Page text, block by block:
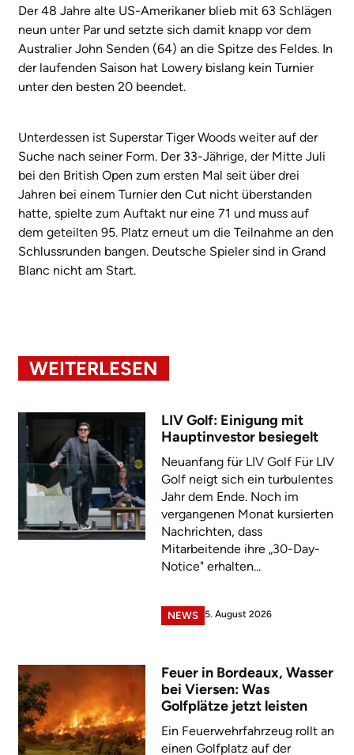
Der 48 Jahre alte US-Amerikaner blieb mit 63 Schlägen
neun unter Par und setzte sich damit knapp vor dem
Australier John Senden (64) an die Spitze des Feldes. In
der laufenden Saison hat Lowery bislang kein Turnier
unter den besten 20 beendet.
Unterdessen ist Superstar Tiger Woods weiter auf der
Suche nach seiner Form. Der 33-Jährige, der Mitte Juli
bei den British Open zum ersten Mal seit über drei
Jahren bei einem Turnier den Cut nicht überstanden
hatte, spielte zum Auftakt nur eine 71 und muss auf
dem geteilten 95. Platz erneut um die Teilnahme an den
Schlussrunden bangen. Deutsche Spieler sind in Grand
Blanc nicht am Start.
WEITERLESEN
LIV Golf: Einigung mit
Hauptinvestor besiegelt
Neuanfang für LIV Golf Für LIV
Golf neigt sich ein turbulentes
Jahr dem Ende. Noch im
vergangenen Monat kursierten
Nachrichten, dass
Mitarbeitende ihre „30-Day-
Notice" erhalten...
NEWS 5. August 2026
Feuer in Bordeaux, Wasser
bei Viersen: Was
Golfplätze jetzt leisten
Ein Feuerwehrfahrzeug rollt an
einen Golfplatz auf der